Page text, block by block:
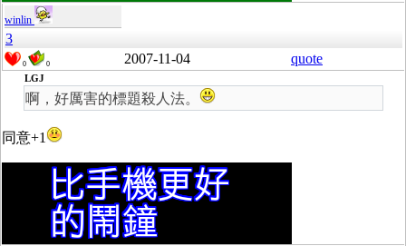
winlin
3
0 0 2007-11-04 quote
LGJ
啊，好厲害的標題殺人法。
同意+1